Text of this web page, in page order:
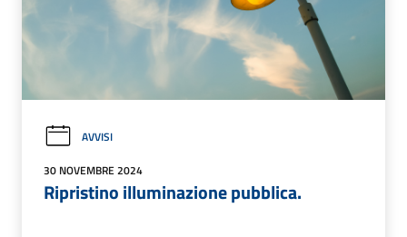
AVVISI
30 NOVEMBRE 2024
Ripristino illuminazione pubblica.